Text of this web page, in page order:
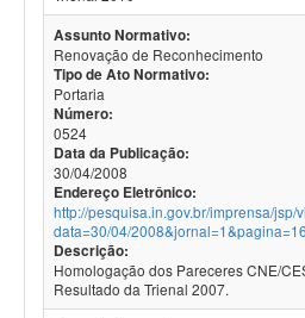
Assunto Normativo:
Renovação de Reconhecimento
Tipo de Ato Normativo:
Portaria
Número:
0524
Data da Publicação:
30/04/2008
Endereço Eletrônico:
http://pesquisa.in.gov.br/imprensa/jsp/
data=30/04/
Descrição:
Homologação dos Pareceres CNE/
Resultado da Trienal 2007.